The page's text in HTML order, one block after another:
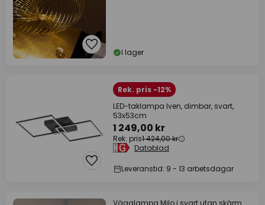
I lager
Rek. pris -12%
LED-taklampa Iven, dimbar, svart,
53x53cm
1 249,00 kr
Rek. pris1 424,00 kr
Datablad
Leveranstid: 9 - 13 arbetsdagar
Vägglampa Milo i svart utan skärm